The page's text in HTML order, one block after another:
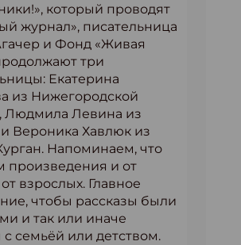
который проводят
журнал», писательница
и Фонд «Живая
три
Екатерина
из Нижегородской
Людмила Левина из
Вероника Хавлюк из
Напоминаем, что
произведения и от
взрослых. Главное
чтобы рассказы были
и так или иначе
с семьёй или детством.